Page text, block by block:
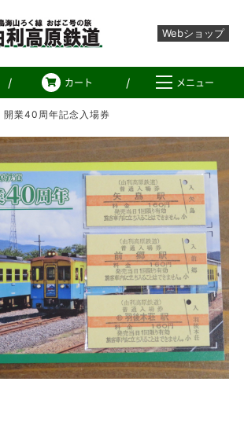
Webショップ
カート メニュー
開業40周年記念入場券